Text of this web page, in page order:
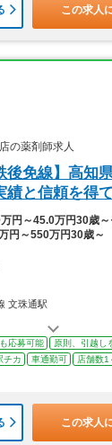
この求人
の薬剤師求人
後免線】高知
と信頼を得
万円～45.0万円30歳
円～550万円30歳～
文珠通駅
応募可能
原則、引越し
チカ 車通勤可 店舗数1
この求人